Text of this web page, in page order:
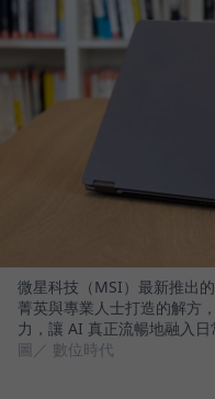
微星科技（MSI）最新推出
菁英與專業人士打造的解方
力，讓 AI 真正流暢地融入日
圖／ 數位時代